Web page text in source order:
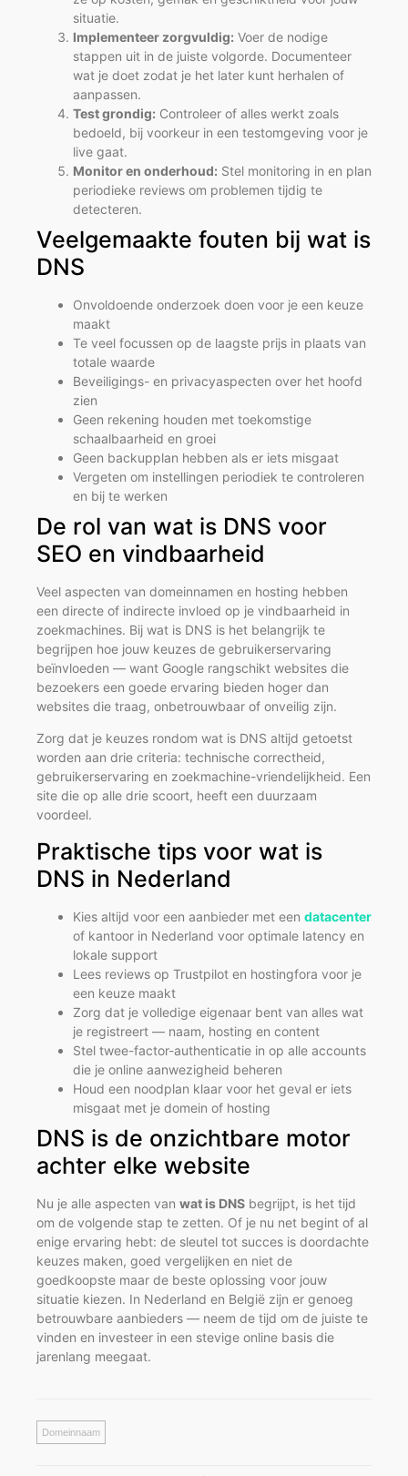
situatie.
Implementeer zorgvuldig: Voer de nodige
stappen uit in de juiste volgorde. Documenteer
wat je doet zodat je het later kunt herhalen of
aanpassen.
Test grondig: Controleer of alles werkt zoals
bedoeld, bij voorkeur in een testomgeving voor je
live gaat.
Monitor en onderhoud: Stel monitoring in en plan
periodieke reviews om problemen tijdig te
detecteren.
Veelgemaakte fouten bij wat is
DNS
Onvoldoende onderzoek doen voor je een keuze
maakt
Te veel focussen op de laagste prijs in plaats van
totale waarde
Beveiligings- en privacyaspecten over het hoofd
zien
Geen rekening houden met toekomstige
schaalbaarheid en groei
Geen backupplan hebben als er iets misgaat
Vergeten om instellingen periodiek te controleren
en bij te werken
De rol van wat is DNS voor
SEO en vindbaarheid
Veel aspecten van domeinnamen en hosting hebben
een directe of indirecte invloed op je vindbaarheid in
zoekmachines. Bij wat is DNS is het belangrijk te
begrijpen hoe jouw keuzes de gebruikerservaring
beïnvloeden — want Google rangschikt websites die
bezoekers een goede ervaring bieden hoger dan
websites die traag, onbetrouwbaar of onveilig zijn.
Zorg dat je keuzes rondom wat is DNS altijd getoetst
worden aan drie criteria: technische correctheid,
gebruikerservaring en zoekmachine-vriendelijkheid. Een
site die op alle drie scoort, heeft een duurzaam
voordeel.
Praktische tips voor wat is
DNS in Nederland
Kies altijd voor een aanbieder met een datacenter
of kantoor in Nederland voor optimale latency en
lokale support
Lees reviews op Trustpilot en hostingfora voor je
een keuze maakt
Zorg dat je volledige eigenaar bent van alles wat
je registreert — naam, hosting en content
Stel twee-factor-authenticatie in op alle accounts
die je online aanwezigheid beheren
Houd een noodplan klaar voor het geval er iets
misgaat met je domein of hosting
DNS is de onzichtbare motor
achter elke website
Nu je alle aspecten van wat is DNS begrijpt, is het tijd
om de volgende stap te zetten. Of je nu net begint of al
enige ervaring hebt: de sleutel tot succes is doordachte
keuzes maken, goed vergelijken en niet de
goedkoopste maar de beste oplossing voor jouw
situatie kiezen. In Nederland en België zijn er genoeg
betrouwbare aanbieders — neem de tijd om de juiste te
vinden en investeer in een stevige online basis die
jarenlang meegaat.
Domeinnaam